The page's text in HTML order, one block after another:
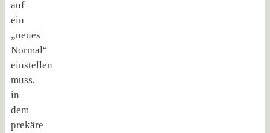
auf
ein
„neues
Normal“
einstellen
muss,
in
dem
prekäre